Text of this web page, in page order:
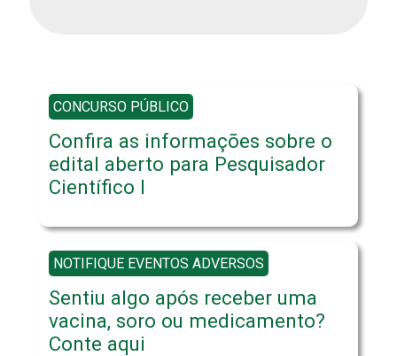
CONCURSO PÚBLICO
Confira as informações sobre o
edital aberto para Pesquisador
Científico I
NOTIFIQUE EVENTOS ADVERSOS
Sentiu algo após receber uma
vacina, soro ou medicamento?
Conte aqui